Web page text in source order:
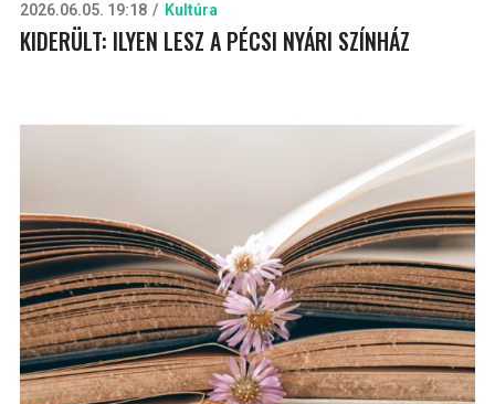
2026.06.05. 19:18 Kultúra
KIDERÜLT: ILYEN LESZ A PÉCSI NYÁRI SZÍNHÁZ